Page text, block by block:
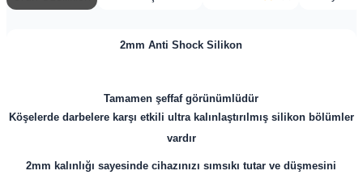
2mm Anti Shock Silikon
Tamamen şeffaf görünümlüdür
Köşelerde darbelere karşı etkili ultra kalınlaştırılmış silikon bölümler
vardır
2mm kalınlığı sayesinde cihazınızı sımsıkı tutar ve düşmesini